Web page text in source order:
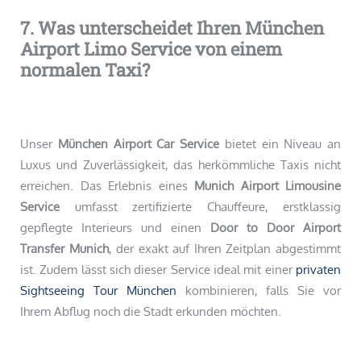
7. Was unterscheidet Ihren München
Airport Limo Service von einem
normalen Taxi?
Unser München Airport Car Service bietet ein Niveau an
Luxus und Zuverlässigkeit, das herkömmliche Taxis nicht
erreichen. Das Erlebnis eines Munich Airport Limousine
Service umfasst zertifizierte Chauffeure, erstklassig
gepflegte Interieurs und einen Door to Door Airport
Transfer Munich, der exakt auf Ihren Zeitplan abgestimmt
ist. Zudem lässt sich dieser Service ideal mit einer privaten
Sightseeing Tour München kombinieren, falls Sie vor
Ihrem Abflug noch die Stadt erkunden möchten.